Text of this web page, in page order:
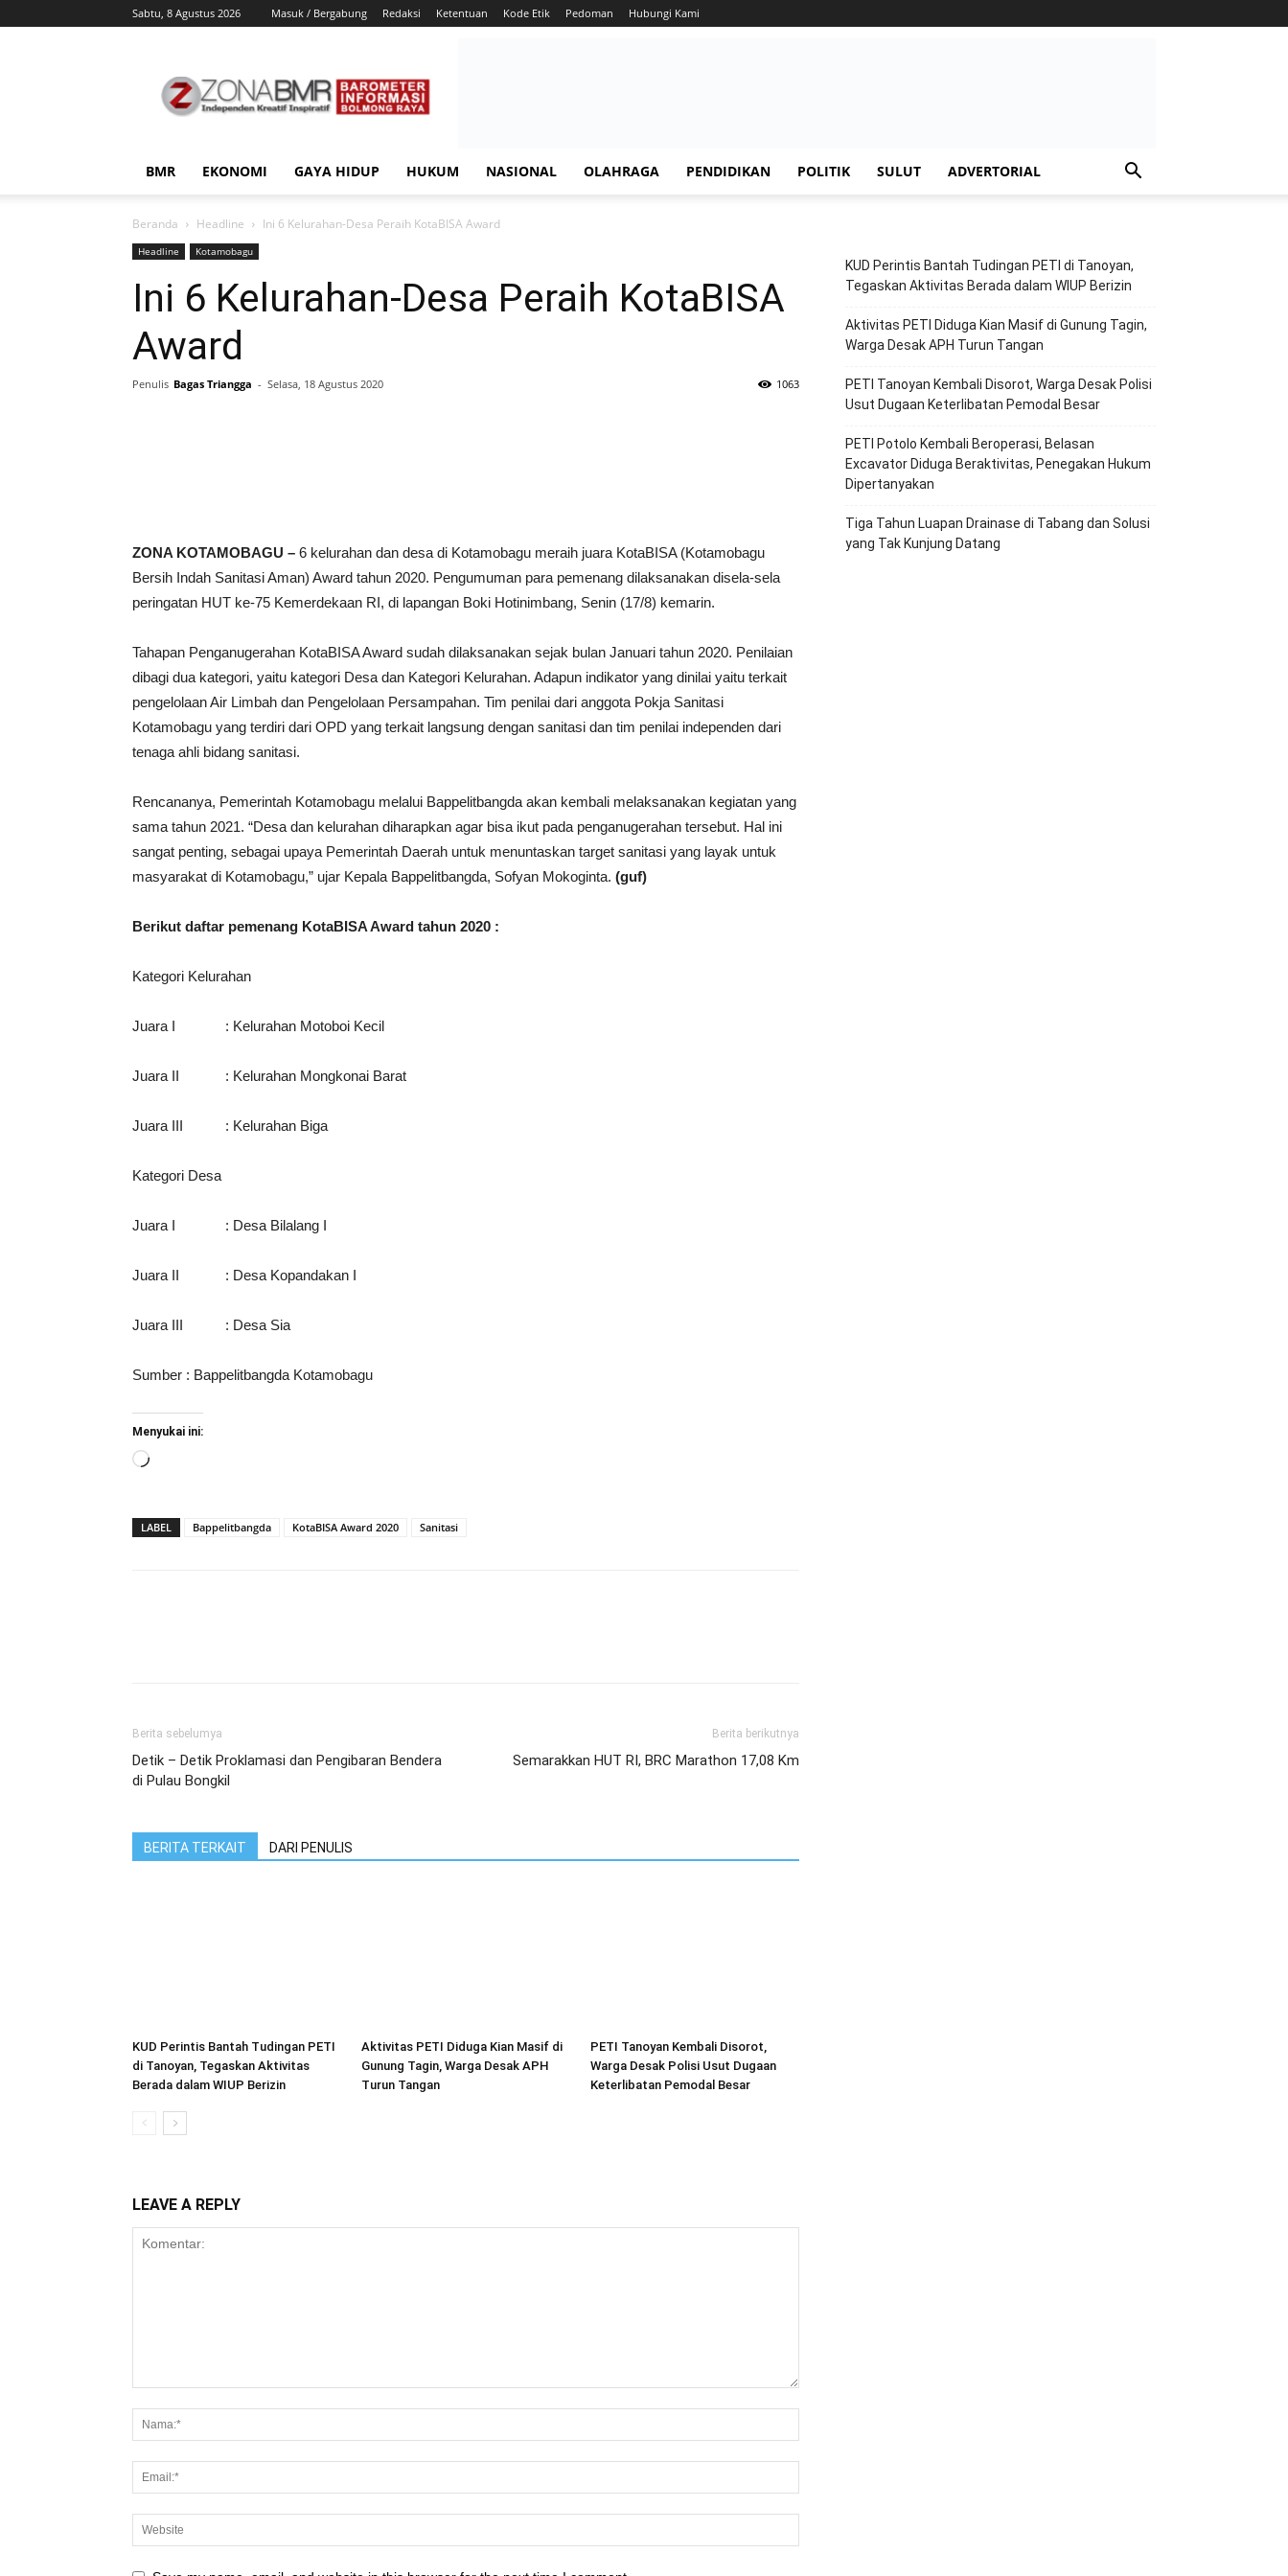
Sabtu, 8 Agustus 2026 Masuk / Bergabung Redaksi Ketentuan Kode Etik Pedoman Hubungi Kami
BMR EKONOMI GAYA HIDUP HUKUM NASIONAL OLAHRAGA PENDIDIKAN POLITIK SULUT ADVERTORIAL
Beranda Headline Ini 6 Kelurahan-Desa Peraih KotaBISA Award
Headline Kotamobagu
Ini 6 Kelurahan-Desa Peraih KotaBISA
Award
Penulis Bagas Triangga - Selasa, 18 Agustus 2020 1063
ZONA KOTAMOBAGU – 6 kelurahan dan desa di Kotamobagu meraih juara KotaBISA (Kotamobagu
Bersih Indah Sanitasi Aman) Award tahun 2020. Pengumuman para pemenang dilaksanakan disela-sela
peringatan HUT ke-75 Kemerdekaan RI, di lapangan Boki Hotinimbang, Senin (17/8) kemarin.
Tahapan Penganugerahan KotaBISA Award sudah dilaksanakan sejak bulan Januari tahun 2020. Penilaian
dibagi dua kategori, yaitu kategori Desa dan Kategori Kelurahan. Adapun indikator yang dinilai yaitu terkait
pengelolaan Air Limbah dan Pengelolaan Persampahan. Tim penilai dari anggota Pokja Sanitasi
Kotamobagu yang terdiri dari OPD yang terkait langsung dengan sanitasi dan tim penilai independen dari
tenaga ahli bidang sanitasi.
Rencananya, Pemerintah Kotamobagu melalui Bappelitbangda akan kembali melaksanakan kegiatan yang
sama tahun 2021. “Desa dan kelurahan diharapkan agar bisa ikut pada penganugerahan tersebut. Hal ini
sangat penting, sebagai upaya Pemerintah Daerah untuk menuntaskan target sanitasi yang layak untuk
masyarakat di Kotamobagu,” ujar Kepala Bappelitbangda, Sofyan Mokoginta. (guf)
Berikut daftar pemenang KotaBISA Award tahun 2020 :
Kategori Kelurahan
Juara I : Kelurahan Motoboi Kecil
Juara II : Kelurahan Mongkonai Barat
Juara III : Kelurahan Biga
Kategori Desa
Juara I : Desa Bilalang I
Juara II : Desa Kopandakan I
Juara III : Desa Sia
Sumber : Bappelitbangda Kotamobagu
Menyukai ini:
Memuat...
LABEL Bappelitbangda KotaBISA Award 2020 Sanitasi
Berita sebelumya
Detik – Detik Proklamasi dan Pengibaran Bendera
di Pulau Bongkil
Berita berikutnya
Semarakkan HUT RI, BRC Marathon 17,08 Km
BERITA TERKAIT DARI PENULIS
KUD Perintis Bantah Tudingan PETI
di Tanoyan, Tegaskan Aktivitas
Berada dalam WIUP Berizin
Aktivitas PETI Diduga Kian Masif di
Gunung Tagin, Warga Desak APH
Turun Tangan
PETI Tanoyan Kembali Disorot,
Warga Desak Polisi Usut Dugaan
Keterlibatan Pemodal Besar
LEAVE A REPLY
KUD Perintis Bantah Tudingan PETI di Tanoyan,
Tegaskan Aktivitas Berada dalam WIUP Berizin
Aktivitas PETI Diduga Kian Masif di Gunung Tagin,
Warga Desak APH Turun Tangan
PETI Tanoyan Kembali Disorot, Warga Desak Polisi
Usut Dugaan Keterlibatan Pemodal Besar
PETI Potolo Kembali Beroperasi, Belasan
Excavator Diduga Beraktivitas, Penegakan Hukum
Dipertanyakan
Tiga Tahun Luapan Drainase di Tabang dan Solusi
yang Tak Kunjung Datang